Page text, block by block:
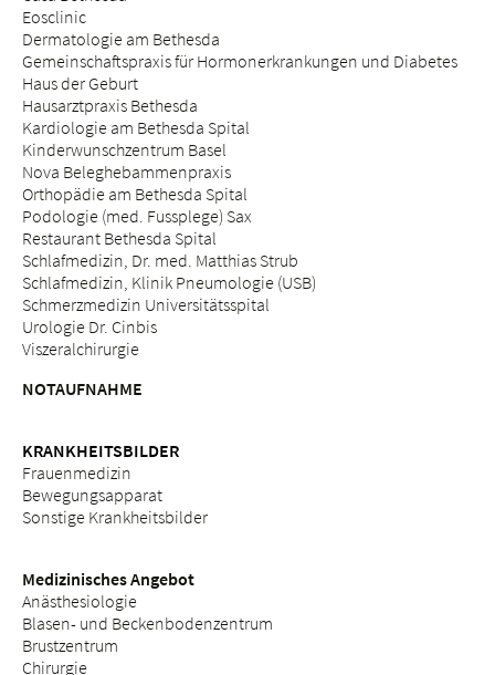
Eosclinic
Dermatologie am Bethesda
Gemeinschaftspraxis für Hormonerkrankungen und Diabetes
Haus der Geburt
Hausarztpraxis Bethesda
Kardiologie am Bethesda Spital
Kinderwunschzentrum Basel
Nova Beleghebammenpraxis
Orthopädie am Bethesda Spital
Podologie (med. Fussplege) Sax
Restaurant Bethesda Spital
Schlafmedizin, Dr. med. Matthias Strub
Schlafmedizin, Klinik Pneumologie (USB)
Schmerzmedizin Universitätsspital
Urologie Dr. Cinbis
Viszeralchirurgie
NOTAUFNAHME
KRANKHEITSBILDER
Frauenmedizin
Bewegungsapparat
Sonstige Krankheitsbilder
Medizinisches Angebot
Anästhesiologie
Blasen- und Beckenbodenzentrum
Brustzentrum
Chirurgie